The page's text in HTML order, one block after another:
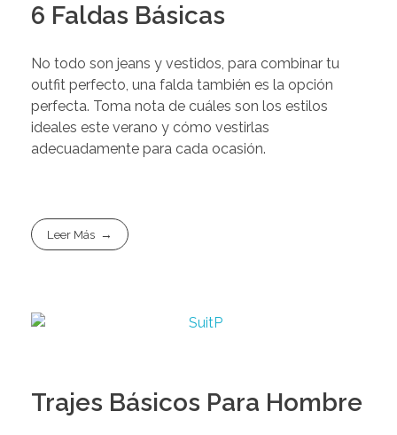
6 Faldas Básicas
No todo son jeans y vestidos, para combinar tu
outfit perfecto, una falda también es la opción
perfecta. Toma nota de cuáles son los estilos
ideales este verano y cómo vestirlas
adecuadamente para cada ocasión.
Leer Más
Trajes Básicos Para Hombre